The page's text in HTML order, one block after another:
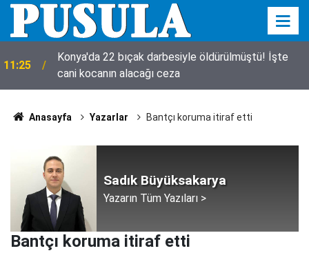
11:25
Konya'da 22 bıçak darbesiyle öldürülmüştü! İşte
cani kocanın alacağı ceza
Anasayfa Yazarlar Bantçı koruma itiraf etti
Sadık Büyüksakarya
Yazarın Tüm Yazıları >
Bantçı koruma itiraf etti